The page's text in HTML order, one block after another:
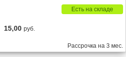
Есть на складе
15,00руб.
Рассрочка на 3 мес.